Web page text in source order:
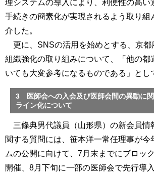
理システムの導入により、利便性の高い
手続きの簡素化が実現されるよう取り組
介した。
更に、SNSの活用を始めとする、京都
組織強化の取り組みについて、「他の都
いても大変参考になるものである」とし
3 医師会への入会及び医師会間の異動に
ライン化について
三條典男代議員（山形県）の新会員情
関する質問には、笹本洋一常任理事が今
ムの公開に向けて、7月末までにブロッ
開催、8月下旬に一部の医師会で先行導